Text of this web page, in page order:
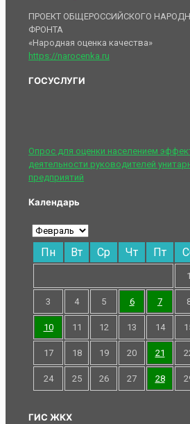
ПРОЕКТ ОБЩЕРОССИЙСКОГО
ФРОНТА
«Народная оценка качества»
https://narocenka.ru
ГОСУСЛУГИ
Опрос для оценки населением
деятельности руководителей
предприятий
Календарь
Пн Вт Ср Чт Пт
1
3 4 5 6 7
10 11 12 13 14
17 18 19 20 21
24 25 26 27 28
ГИС ЖКХ